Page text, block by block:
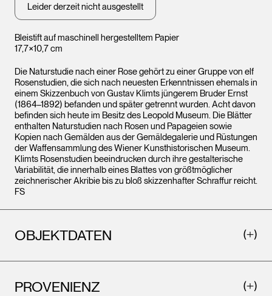
Bleistift auf maschinell hergestelltem Papier
17,7×10,7 cm
Leider derzeit nicht ausgestellt
Die Naturstudie nach einer Rose gehört zu einer Gruppe von elf
Rosenstudien, die sich nach neuesten Erkenntnissen ehemals in
einem Skizzenbuch von Gustav Klimts jüngerem Bruder Ernst
(1864–1892) befanden und später getrennt wurden. Acht davon
befinden sich heute im Besitz des Leopold Museum. Die Blätter
enthalten Naturstudien nach Rosen und Papageien sowie
Kopien nach Gemälden aus der Gemäldegalerie und Rüstungen
der Waffensammlung des Wiener Kunsthistorischen Museum.
Klimts Rosenstudien beeindrucken durch ihre gestalterische
Variabilität, die innerhalb eines Blattes von größtmöglicher
zeichnerischer Akribie bis zu bloß skizzenhafter Schraffur reicht.
FS
OBJEKTDATEN
PROVENIENZ